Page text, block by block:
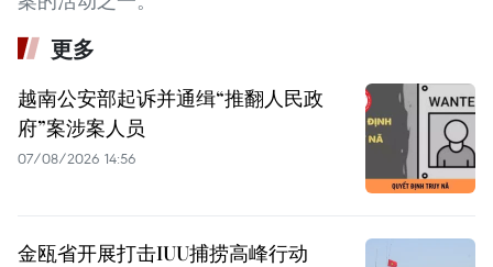
更多
越南公安部起诉并通缉“推翻人民政
府”案涉案人员
07/08/2026 14:56
金瓯省开展打击IUU捕捞高峰行动